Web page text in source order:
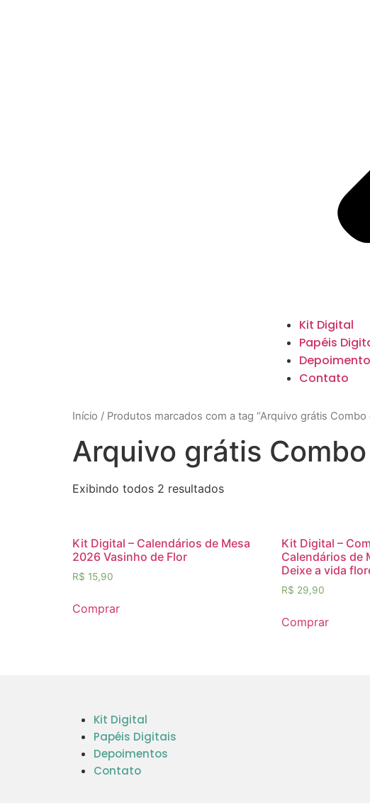
Kit Digital
Papéis
Contato
Início / Produtos marcados com a tag “Arquivo grátis
Arquivo grátis
Exibindo todos 2 resultados
Kit Digital – Calendários de Mesa
2026 Vasinho de Flor
R$ 15,90
Comprar
Kit Digital –
Calendários de
Deixe a vida
R$ 29,90
Comprar
Kit Digital
Papéis Digitais
Depoimentos
Contato